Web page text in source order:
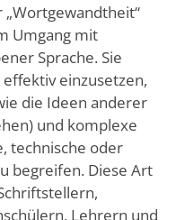
Umgang mit
Sprache. Sie
einzusetzen,
die Ideen anderer
und komplexe
technische oder
begreifen. Diese Art
Lehrern und